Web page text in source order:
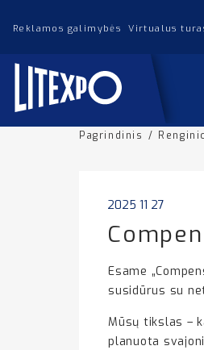
Reklamos galimybės Virtualus
Pagrindinis /
2025 11 27
Esame
susidūrus su
Mūsų tikslas –
planuota